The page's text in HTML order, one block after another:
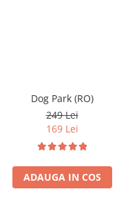
Dog Park (RO)
249 Lei
169 Lei
ADAUGA IN COS